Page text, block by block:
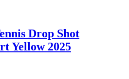
Drop Shot
Yellow 2025